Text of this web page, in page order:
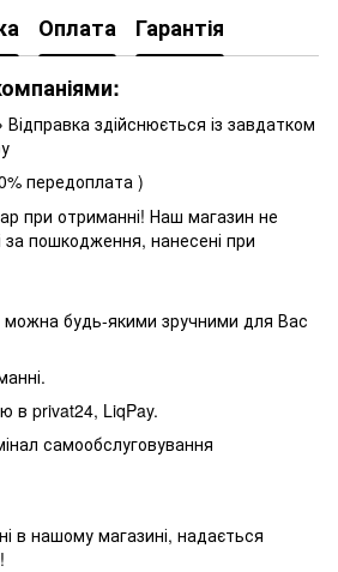
Оплата
Гарантія
Відправка здійснюється із завдатком
передоплата )
при отриманні! Наш магазин не
за пошкодження, нанесені при
будь-якими зручними для Вас
в privat24, LiqPay.
самообслуговування
в нашому магазині, надається